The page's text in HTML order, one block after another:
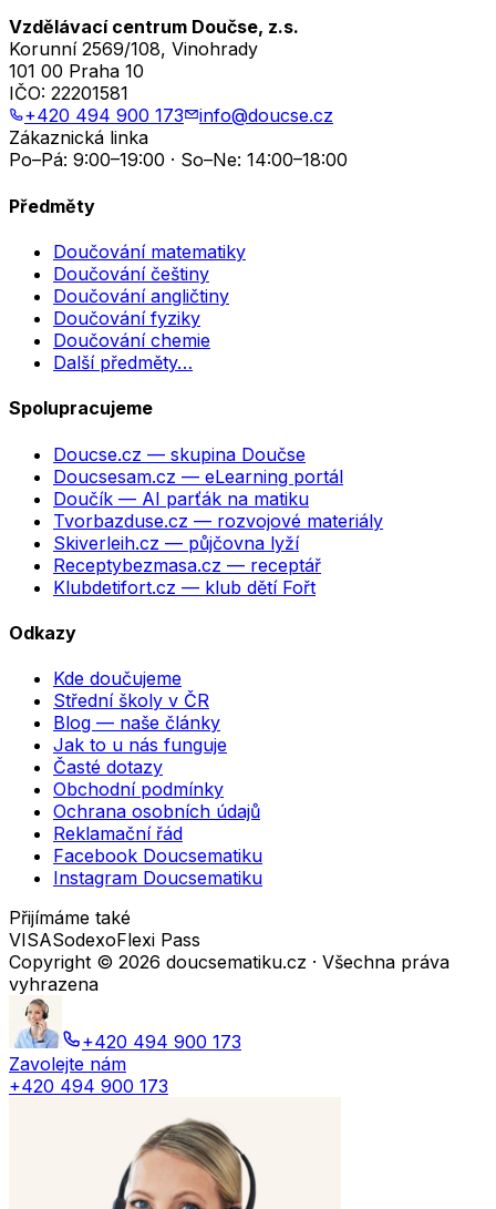
Vzdělávací centrum Doučse, z.s.
Korunní 2569/108, Vinohrady
101 00 Praha 10
IČO: 22201581
+420 494 900 173
info@doucse.cz
Zákaznická linka
Po–Pá: 9:00–19:00 · So–Ne: 14:00–18:00
Předměty
Doučování matematiky
Doučování češtiny
Doučování angličtiny
Doučování fyziky
Doučování chemie
Další předměty…
Spolupracujeme
Doucse.cz — skupina Doučse
Doucsesam.cz — eLearning portál
Doučík — AI parťák na matiku
Tvorbazduse.cz — rozvojové materiály
Skiverleih.cz — půjčovna lyží
Receptybezmasa.cz — receptář
Klubdetifort.cz — klub dětí Fořt
Odkazy
Kde doučujeme
Střední školy v ČR
Blog — naše články
Jak to u nás funguje
Časté dotazy
Obchodní podmínky
Ochrana osobních údajů
Reklamační řád
Facebook Doucsematiku
Instagram Doucsematiku
Přijímáme také
VISASodexoFlexi Pass
Copyright © 2026 doucsematiku.cz · Všechna práva
vyhrazena
+420 494 900 173
Zavolejte nám
+420 494 900 173